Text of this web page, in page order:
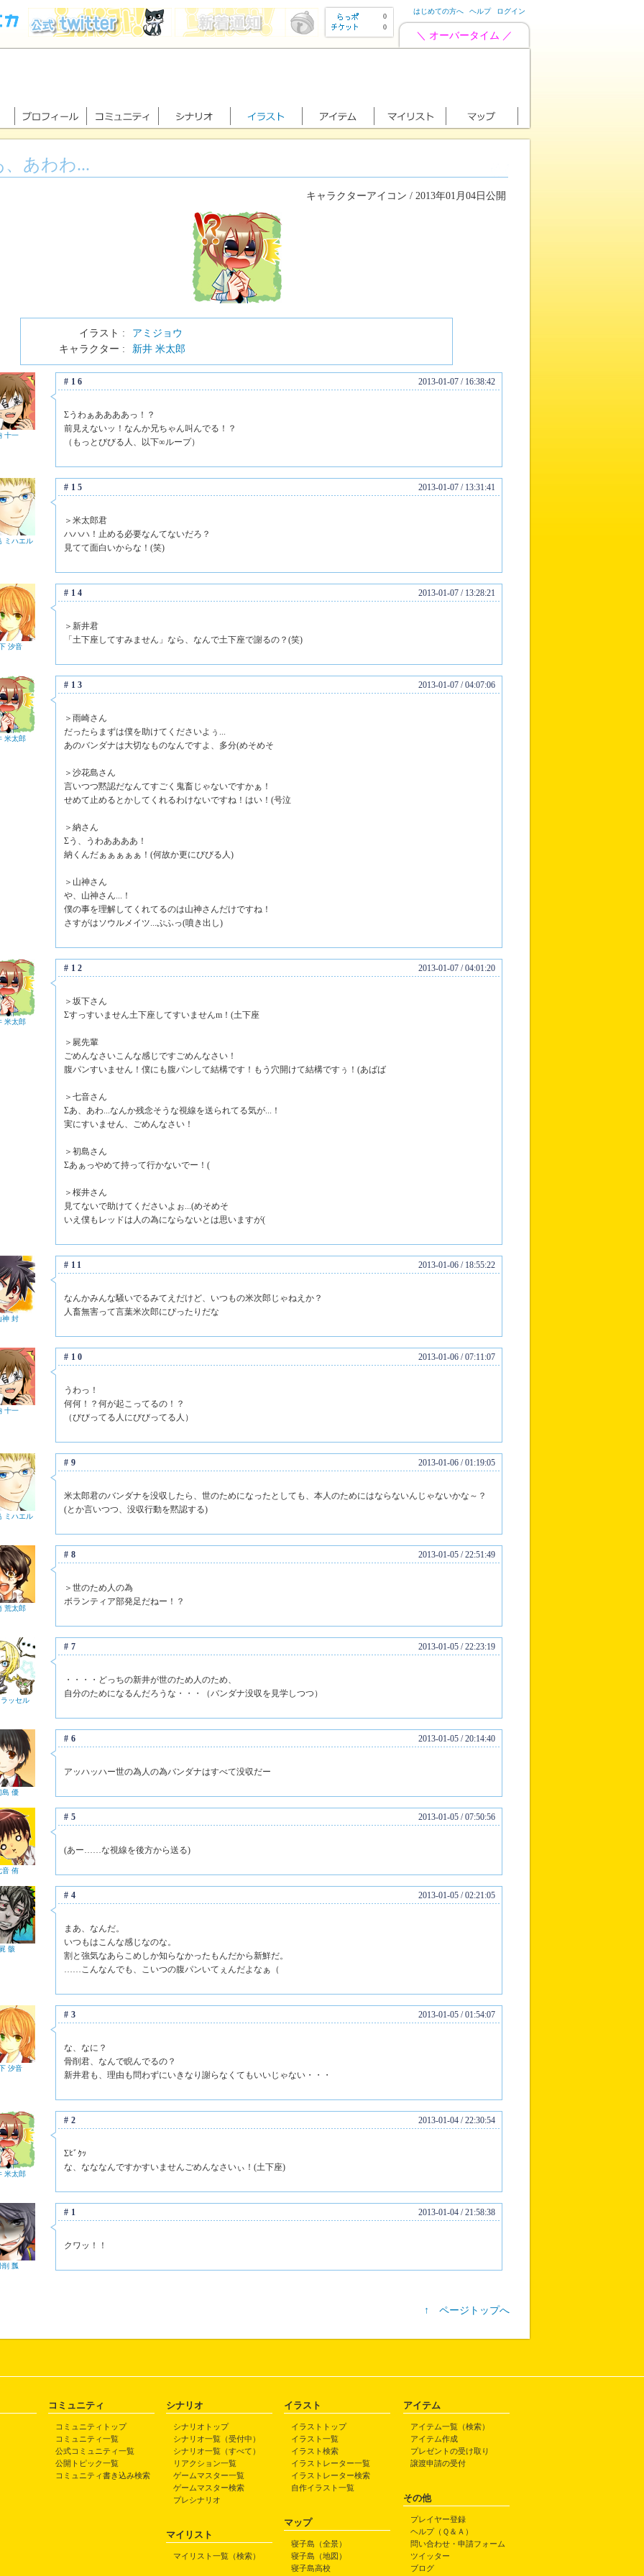
0
0
はじめての方へ ヘルプ ログイン
＼ オーバータイム ／
、あわわ...
キャラクターアイコン / 2013年01月04日公開
イラスト :
アミジョウ
キャラクター :
新井 米太郎
十一
#16 2013-01-07 / 16:38:42
Σうわぁああああっ！？
前見えないッ！なんか兄ちゃん叫んでる！？
（もっとびびる人、以下∞ループ）
ミハエル
#15 2013-01-07 / 13:31:41
＞米太郎君
ハハハ！止める必要なんてないだろ？
見てて面白いからな！(笑)
汐音
#14 2013-01-07 / 13:28:21
＞新井君
「土下座してすみません」なら、なんで土下座で謝るの？(笑)
米太郎
#13 2013-01-07 / 04:07:06
＞雨崎さん
だったらまずは僕を助けてくださいよぅ...
あのバンダナは大切なものなんですよ、多分(めそめそ
＞沙花島さん
言いつつ黙認だなんてすごく鬼畜じゃないですかぁ！
せめて止めるとかしてくれるわけないですね！はい！(号泣
＞納さん
Σう、うわああああ！
納くんだぁぁぁぁぁ！(何故か更にびびる人)
＞山神さん
や、山神さん...！
僕の事を理解してくれてるのは山神さんだけですね！
さすがはソウルメイツ...ぷふっ(噴き出し)
米太郎
#12 2013-01-07 / 04:01:20
＞坂下さん
Σすっすいません土下座してすいませんm！(土下座
＞屍先輩
ごめんなさいこんな感じですごめんなさい！
腹パンすいません！僕にも腹パンして結構です！もう穴開けて結構ですぅ！(あばば
＞七音さん
Σあ、あわ...なんか残念そうな視線を送られてる気が...！
実にすいません、ごめんなさい！
＞初島さん
Σあぁっやめて持って行かないでー！(
＞桜井さん
見てないで助けてくださいよぉ...(めそめそ
いえ僕もレッドは人の為にならないとは思いますが(
神 封
#11 2013-01-06 / 18:55:22
なんかみんな騒いでるみてえだけど、いつもの米次郎じゃねえか？
人畜無害って言葉米次郎にぴったりだな
十一
#10 2013-01-06 / 07:11:07
うわっ！
何何！？何が起こってるの！？
（びびってる人にびびってる人）
ミハエル
#9 2013-01-06 / 01:19:05
米太郎君のバンダナを没収したら、世のためになったとしても、本人のためにはならないんじゃないかな～？
(とか言いつつ、没収行動を黙認する)
荒太郎
#8 2013-01-05 / 22:51:49
＞世のため人の為
ボランティア部発足だねー！？
ッセル
#7 2013-01-05 / 22:23:19
・・・・どっちの新井が世のため人のため、
自分のためになるんだろうな・・・（バンダナ没収を見学しつつ）
島 優
#6 2013-01-05 / 20:14:40
アッハッハー世の為人の為バンダナはすべて没収だー
音 侑
#5 2013-01-05 / 07:50:56
(あー……な視線を後方から送る)
骸
#4 2013-01-05 / 02:21:05
まあ、なんだ。
いつもはこんな感じなのな。
割と強気なあらこめしか知らなかったもんだから新鮮だ。
……こんなんでも、こいつの腹パンいてぇんだよなぁ（
汐音
#3 2013-01-05 / 01:54:07
な、なに？
骨削君、なんで睨んでるの？
新井君も、理由も問わずにいきなり謝らなくてもいいじゃない・・・
米太郎
#2 2013-01-04 / 22:30:54
Σﾋﾞｸｯ
な、なななんですかすいませんごめんなさいぃ！(土下座)
削 瓢
#1 2013-01-04 / 21:58:38
クワッ！！
↑ ページトップへ
コミュニティ
コミュニティトップ
コミュニティ一覧
公式コミュニティ一覧
公開トピック一覧
コミュニティ書き込み検索
シナリオ
シナリオトップ
シナリオ一覧（受付中）
シナリオ一覧（すべて）
リアクション一覧
ゲームマスター一覧
ゲームマスター検索
プレシナリオ
マイリスト
マイリスト一覧（検索）
イラスト
イラストトップ
イラスト一覧
イラスト検索
イラストレーター一覧
イラストレーター検索
自作イラスト一覧
マップ
寝子島（全景）
寝子島（地図）
寝子島高校
アイテム
アイテム一覧（検索）
アイテム作成
プレゼントの受け取り
譲渡申請の受付
その他
プレイヤー登録
ヘルプ（Ｑ＆Ａ）
問い合わせ・申請フォーム
ツイッター
ブログ